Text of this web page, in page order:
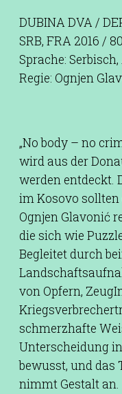
DUBINA DVA /
SRB, FRA 2016 /
Sprache:
Regie: Ognjen
„No body – no
wird aus der
werden entdeckt.
im Kosovo
Ognjen Glavonić
die sich wie
Begleitet durch
von Opfern,
schmerzhafte
Unterscheidung in
bewusst, und das
nimmt Gestalt an.